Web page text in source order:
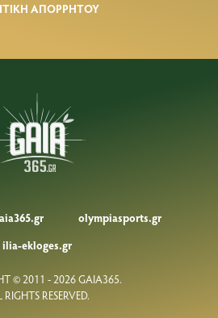
ΑΠΟΡΡΗΤΟΥ
olympiasports.gr
ilia-ekloges.gr
© 2011 - 2026 GAIA365.
RIGHTS RESERVED.